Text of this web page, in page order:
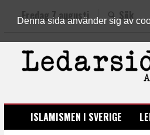
Denna sida använder sig av
Fredag 7 augusti Sök
LEDARSIDORNA.SE
ISLAMISMEN I SVERIGE